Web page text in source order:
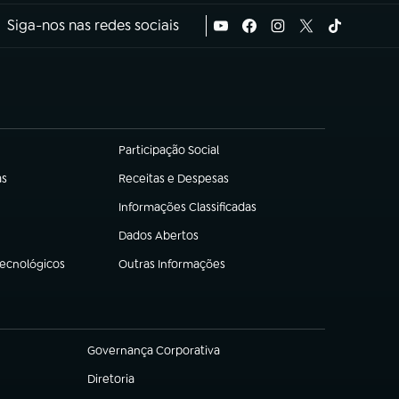
Siga-nos nas redes sociais
Participação Social
(abre em nova aba)
Receitas e Despesas
(abre em nova aba)
Informações Classificadas
(abre em nova aba)
Dados Abertos
(abre em nova aba)
Outras Informações
(abre em nova aba)
Governança Corporativa
(abre em nova aba)
Diretoria
(abre em nova aba)